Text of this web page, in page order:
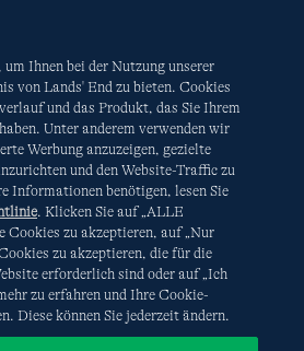
Datenschutz & Sicherheit
auswählen Site Map
Websites
reCAPTCHA geschützt. Es gelten die
undNutzungsbedingungen
Google.
Ihnen bei der Nutzung unserer
von Lands' End zu bieten. Cookies
und das Produkt, das Sie Ihrem
Unter anderem verwenden wir
Werbung anzuzeigen, gezielte
und den Website-Traffic zu
Informationen benötigen, lesen Sie
. Klicken Sie auf „ALLE
Cookies zu akzeptieren, auf „Nur
zu akzeptieren, die für die
erforderlich sind oder auf „Ich
zu erfahren und Ihre Cookie-
Diese können Sie jederzeit ändern.